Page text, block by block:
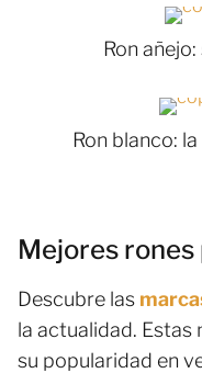
Ron
Ron blanco:
Mejores rones
Descubre las
la actualidad.
su popularidad en